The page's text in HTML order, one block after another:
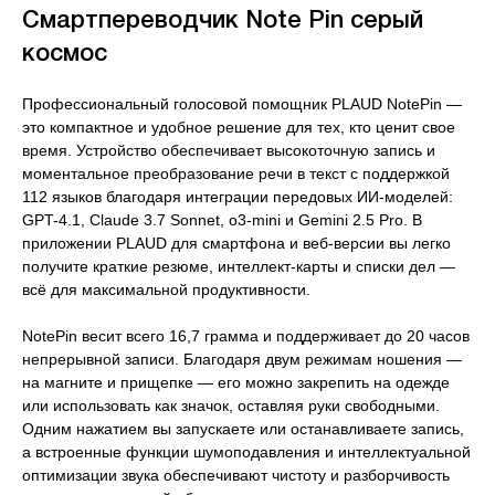
Смартпереводчик Note Pin серый
космос
Профессиональный голосовой помощник PLAUD NotePin —
это компактное и удобное решение для тех, кто ценит свое
время. Устройство обеспечивает высокоточную запись и
моментальное преобразование речи в текст с поддержкой
112 языков благодаря интеграции передовых ИИ-моделей:
GPT-4.1, Claude 3.7 Sonnet, o3-mini и Gemini 2.5 Pro. В
приложении PLAUD для смартфона и веб-версии вы легко
получите краткие резюме, интеллект-карты и списки дел —
всё для максимальной продуктивности.
NotePin весит всего 16,7 грамма и поддерживает до 20 часов
непрерывной записи. Благодаря двум режимам ношения —
на магните и прищепке — его можно закрепить на одежде
или использовать как значок, оставляя руки свободными.
Одним нажатием вы запускаете или останавливаете запись,
а встроенные функции шумоподавления и интеллектуальной
оптимизации звука обеспечивают чистоту и разборчивость